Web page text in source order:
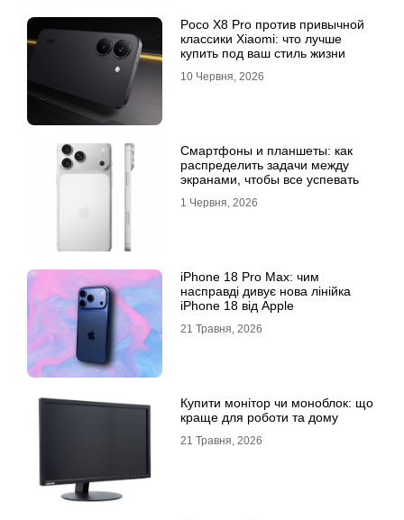
Poco X8 Pro против привычной
классики Xiaomi: что лучше
купить под ваш стиль жизни
10 Червня, 2026
Смартфоны и планшеты: как
распределить задачи между
экранами, чтобы все успевать
1 Червня, 2026
iPhone 18 Pro Max: чим
насправді дивує нова лінійка
iPhone 18 від Apple
21 Травня, 2026
Купити монітор чи моноблок: що
краще для роботи та дому
21 Травня, 2026